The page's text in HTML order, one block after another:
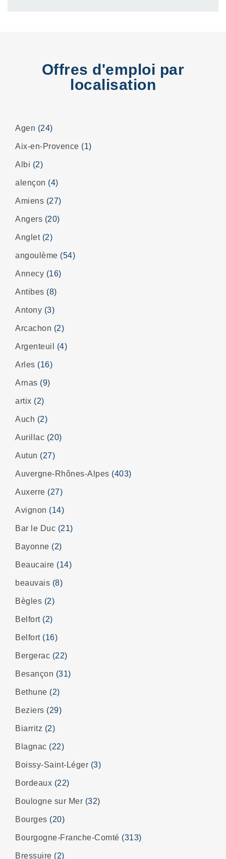
Offres d'emploi par
localisation
Agen (24)
Aix-en-Provence (1)
Albi (2)
alençon (4)
Amiens (27)
Angers (20)
Anglet (2)
angoulème (54)
Annecy (16)
Antibes (8)
Antony (3)
Arcachon (2)
Argenteuil (4)
Arles (16)
Arnas (9)
artix (2)
Auch (2)
Aurillac (20)
Autun (27)
Auvergne-Rhônes-Alpes (403)
Auxerre (27)
Avignon (14)
Bar le Duc (21)
Bayonne (2)
Beaucaire (14)
beauvais (8)
Bègles (2)
Belfort (2)
Belfort (16)
Bergerac (22)
Besançon (31)
Bethune (2)
Beziers (29)
Biarritz (2)
Blagnac (22)
Boissy-Saint-Léger (3)
Bordeaux (22)
Boulogne sur Mer (32)
Bourges (20)
Bourgogne-Franche-Comté (313)
Bressuire (2)